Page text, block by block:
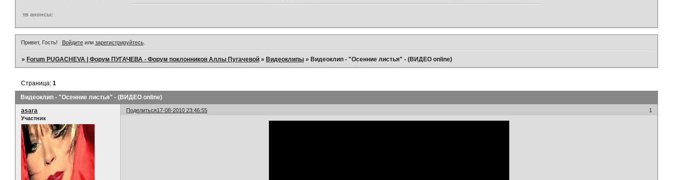
тв анонсы:
Привет, Гость! Войдитеили зарегистрируйтесь.
»Forum PUGACHEVA | Форум ПУГАЧЕВА - Форум поклонников Аллы Пугачевой »Видеоклипы »Видеоклип - "Осенние листья" - (ВИДЕО online)
Видеоклип - "Осенние листья" - (ВИДЕО online)
Страница:1
Поделиться 1
17-08-2010 23:46:55
asara
Участник